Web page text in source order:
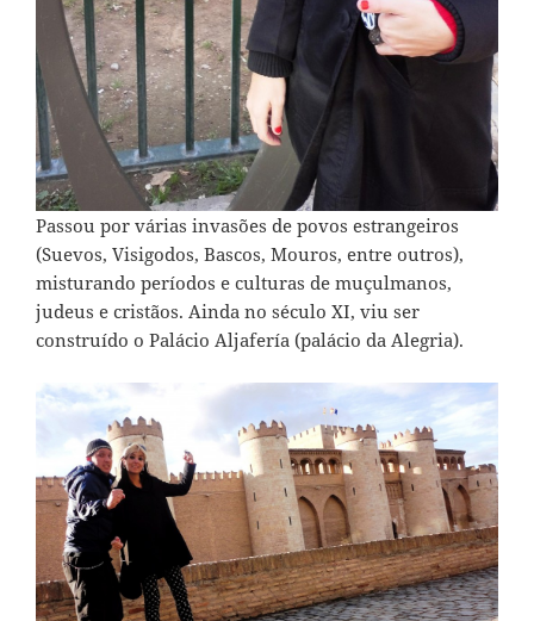
Passou por várias invasões de povos estrangeiros
(Suevos, Visigodos, Bascos, Mouros, entre outros),
misturando períodos e culturas de muçulmanos,
judeus e cristãos. Ainda no século XI, viu ser
construído o Palácio Aljafería (palácio da Alegria).